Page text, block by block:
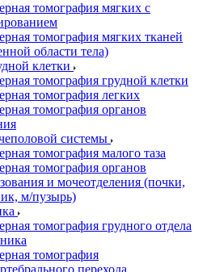
томография мягких с
томография мягких тканей
области тела)
клетки
томография грудной клетки
томография легких
томография органов
системы
томография малого таза
томография органов
и мочеотделения (почки,
м/пузырь)
томография грудного отдела
томография
перехода